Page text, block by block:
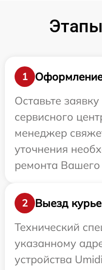
1
Оставьте
сервисного
менеджер
уточнения
ремонта Вашего
2
Выезд
Технический
указанному
устройства